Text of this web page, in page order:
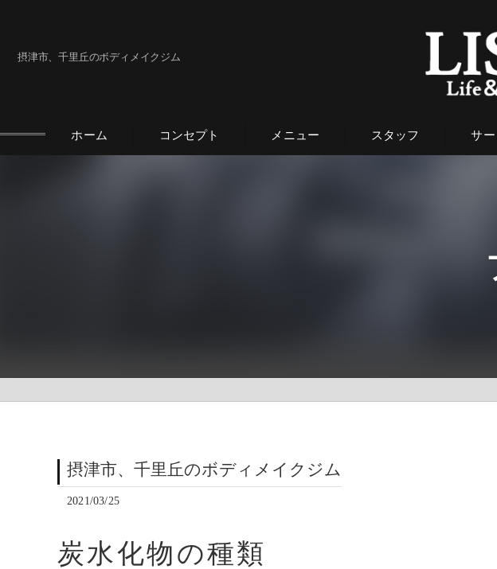
摂津市、千里丘のボディメイクジム
ホーム コンセプト メニュー スタッフ サ
摂津市、千里丘のボディメイクジム
2021/03/25
炭水化物の種類